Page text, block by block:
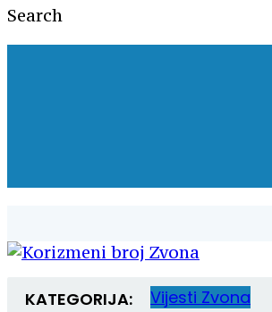
Search
KATEGORIJA: Vijesti Zvona